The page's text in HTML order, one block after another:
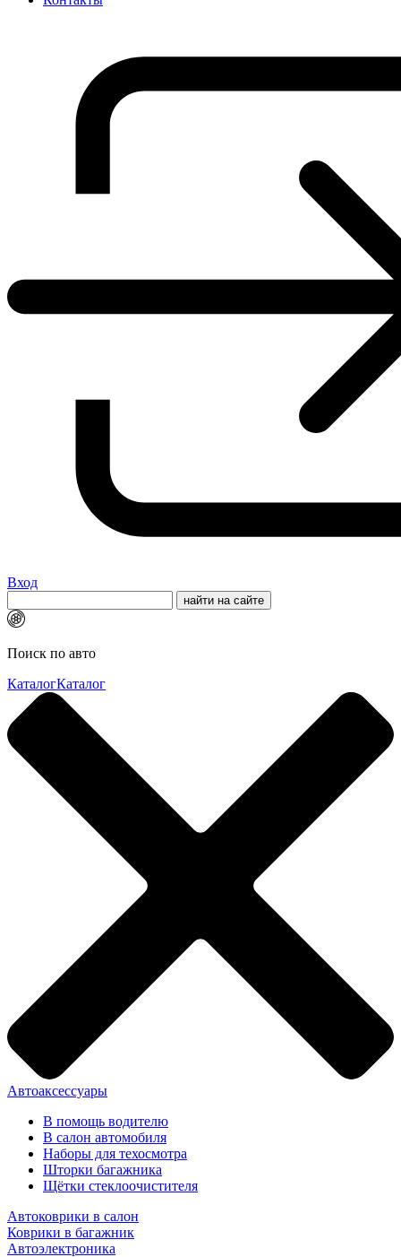
Вход
Поиск по авто
КаталогКаталог
Автоаксессуары
В помощь водителю
В салон автомобиля
Наборы для техосмотра
Шторки багажника
Щётки стеклоочистителя
Автоковрики в салон
Коврики в багажник
Автоэлектроника